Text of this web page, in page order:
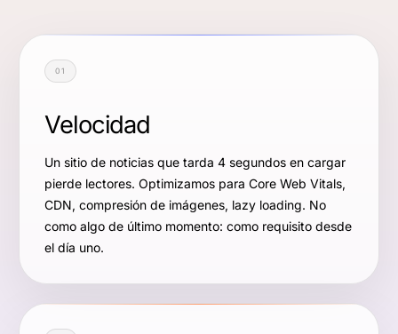
01
Velocidad
Un sitio de noticias que tarda 4 segundos en cargar
pierde lectores. Optimizamos para Core Web Vitals,
CDN, compresión de imágenes, lazy loading. No
como algo de último momento: como requisito desde
el día uno.